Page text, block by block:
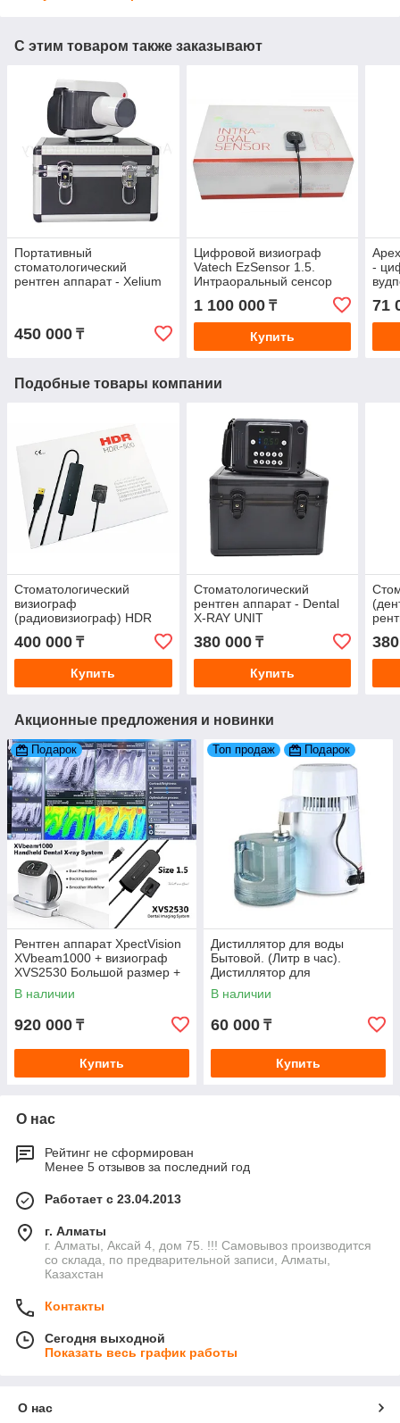
С этим товаром также заказывают
Портативный
стоматологический
рентген аппарат - Xelium
450 000 ₸
Цифровой визиограф
Vatech EzSensor 1.5.
Интраоральный сенсор
1 100 000₸
Купить
-
71
Подобные товары компании
Стоматологический
визиограф
(радиовизиограф) HDR
400 000 ₸
Купить
Стоматологический
рентген аппарат - Dental
X-RAY UNIT
380 000₸
Купить
Акционные предложения и новинки
Подарок
Рентген аппарат XpectVision
XVbeam1000 + визиограф
XVS2530 Большой размер +
позиционер
В наличии
920 000 ₸
Купить
Топ продаж Подарок
Дистиллятор для воды
Бытовой. (Литр в час).
Дистиллятор для
стоматологии. Дистиллятор
BL 9803
В наличии
60 000 ₸
Купить
О нас
Рейтинг не сформирован
Менее 5 отзывов за последний год
Работает с 23.04.2013
г. Алматы
г. Алматы, Аксай 4, дом 75. !!! Самовывоз производится
со склада, по предварительной записи, Алматы,
Казахстан
Контакты
Сегодня выходной
Показать весь график работы
О нас